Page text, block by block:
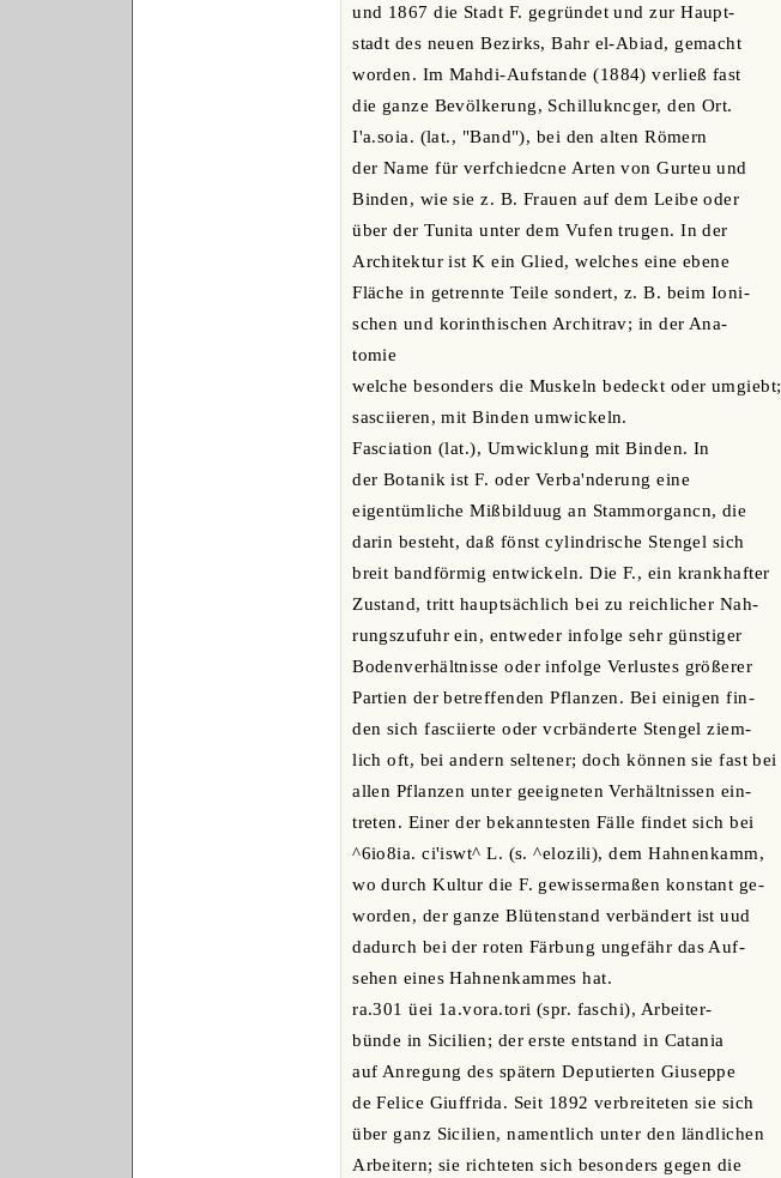
und 1867 die Stadt F. gegründet und zur Haupt-
stadt des neuen Bezirks, Bahr el-Abiad, gemacht
worden. Im Mahdi-Aufstande (1884) verließ fast
die ganze Bevölkerung, Schillukncger, den Ort.
I'a.soia. (lat., "Band"), bei den alten Römern
der Name für verfchiedcne Arten von Gurteu und
Binden, wie sie z. B. Frauen auf dem Leibe oder
über der Tunita unter dem Vufen trugen. In der
Architektur ist K ein Glied, welches eine ebene
Fläche in getrennte Teile sondert, z. B. beim Ioni-
schen und korinthischen Architrav; in der Ana-
tomie
welche besonders die Muskeln bedeckt oder umgiebt;
sasciieren, mit Binden umwickeln.
Fasciation (lat.), Umwicklung mit Binden. In
der Botanik ist F. oder Verba'nderung eine
eigentümliche Mißbilduug an Stammorgancn, die
darin besteht, daß fönst cylindrische Stengel sich
breit bandförmig entwickeln. Die F., ein krankhafter
Zustand, tritt hauptsächlich bei zu reichlicher Nah-
rungszufuhr ein, entweder infolge sehr günstiger
Bodenverhältnisse oder infolge Verlustes größerer
Partien der betreffenden Pflanzen. Bei einigen fin-
den sich fasciierte oder vcrbänderte Stengel ziem-
lich oft, bei andern seltener; doch können sie fast bei
allen Pflanzen unter geeigneten Verhältnissen ein-
treten. Einer der bekanntesten Fälle findet sich bei
^6io8ia. ci'iswt^ L. (s. ^elozili), dem Hahnenkamm,
wo durch Kultur die F. gewissermaßen konstant ge-
worden, der ganze Blütenstand verbändert ist uud
dadurch bei der roten Färbung ungefähr das Auf-
sehen eines Hahnenkammes hat.
ra.301 üei 1a.vora.tori (spr. faschi), Arbeiter-
bünde in Sicilien; der erste entstand in Catania
auf Anregung des spätern Deputierten Giuseppe
de Felice Giuffrida. Seit 1892 verbreiteten sie sich
über ganz Sicilien, namentlich unter den ländlichen
Arbeitern; sie richteten sich besonders gegen die